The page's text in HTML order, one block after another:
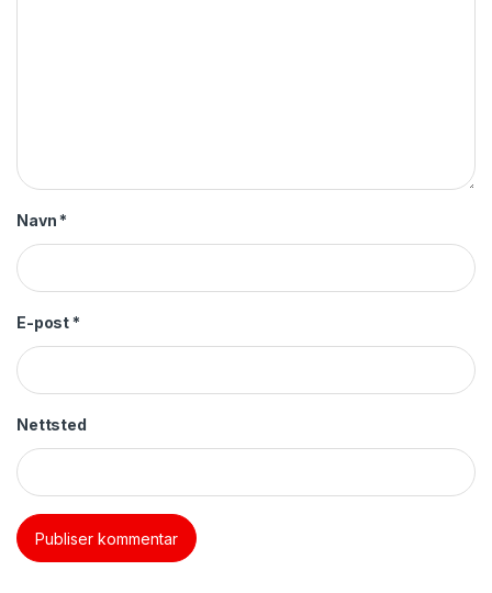
Navn *
E-post *
Nettsted